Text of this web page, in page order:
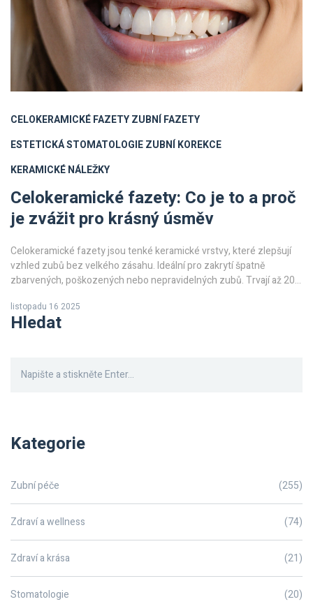
CELOKERAMICKÉ FAZETYZUBNÍ FAZETY
ESTETICKÁ STOMATOLOGIEZUBNÍ KOREKCE
KERAMICKÉ NÁLEŽKY
Celokeramické fazety: Co je to a proč
je zvážit pro krásný úsměv
Celokeramické fazety jsou tenké keramické vrstvy, které zlepšují
vzhled zubů bez velkého zásahu. Ideální pro zakrytí špatně
zbarvených, poškozených nebo nepravidelných zubů. Trvají až 20
listopadu 16 2025
Hledat
Kategorie
Zubní péče (255)
Zdraví a wellness (74)
Zdraví a krása (21)
Stomatologie (20)